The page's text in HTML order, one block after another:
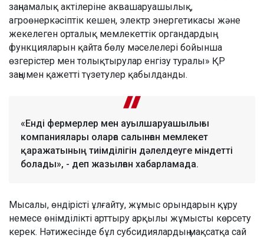
заңнамалық актілеріне аквашаруашылық,
агроөнеркәсіптік кешен, электр энергетикасы және
жекелеген орталық мемлекеттік органдардың
функцияларын қайта бөлу мәселелері бойынша
өзгерістер мен толықтырулар енгізу туралы» ҚР
заңымен қажетті түзетулер қабылданды.
«Енді фермерлер мен ауылшаруашылығы
компаниялары оларға салынған мемлекет
қаражатының тиімділігін дәлелдеуге міндетті
болады», - деп жазылған хабарламада.
Мысалы, өндірісті ұлғайту, жұмыс орындарын құру
немесе өнімділікті арттыру арқылы жұмысты көрсету
керек. Нәтижесінде бұл субсидиялардың мақсатқа сай